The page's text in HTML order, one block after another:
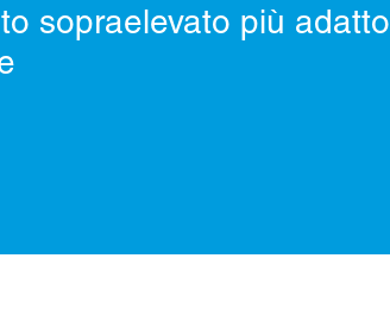
sopraelevato più adatto